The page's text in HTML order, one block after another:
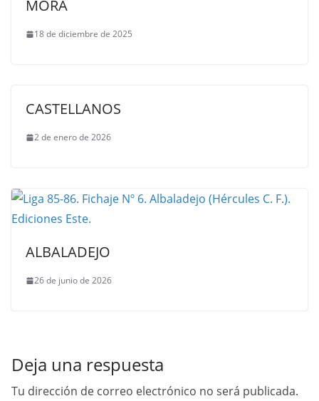
MORA
18 de diciembre de 2025
CASTELLANOS
2 de enero de 2026
ALBALADEJO
26 de junio de 2026
Deja una respuesta
Tu dirección de correo electrónico no será publicada.